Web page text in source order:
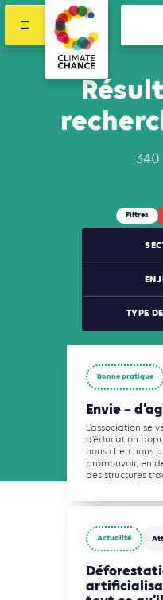
Filtres
TYPE
Bonne pratique
Envie –
L’association se
d’éducation
nous cherchons
promouvoir, en
des structures
Actualité